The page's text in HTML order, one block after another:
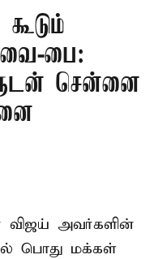
பை:
சென்னை
விஜய் அவர்களின்
பொது மக்கள்